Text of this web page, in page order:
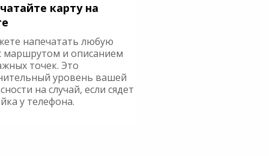
карту на
напечатать любую
маршрутом и описанием
точек. Это
уровень вашей
на случай, если сядет
у телефона.